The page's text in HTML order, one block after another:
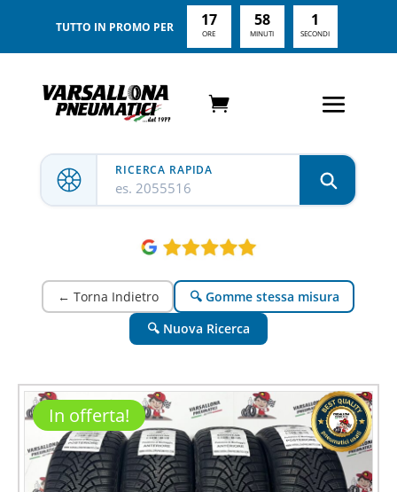
TUTTO IN PROMO PER 17
ORE
57
MINUTI
59
SECONDI
RICERCA RAPIDA
es. 2055516
← Torna Indietro
🔍 Gomme stessa misura
🔍 Nuova Ricerca
In offerta!